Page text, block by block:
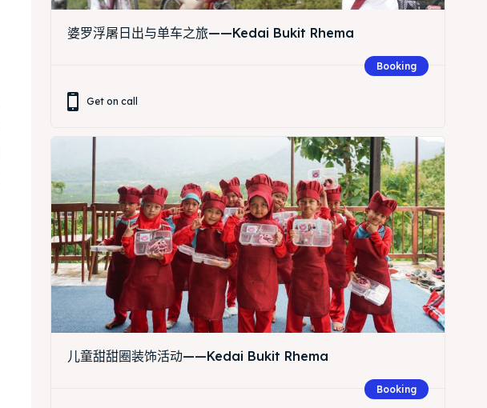
Search
Indonesia
Nederlands
婆罗浮屠日出与单车之旅——Kedai Bukit Rhema
Booking
Get on call
儿童甜甜圈装饰活动——Kedai Bukit Rhema
Booking